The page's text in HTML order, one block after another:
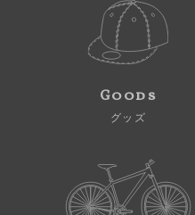
Goods
グッズ